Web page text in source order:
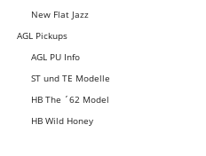
New Flat Jazz
AGL Pickups
AGL PU Info
ST und TE Modelle
HB The ´62 Model
HB Wild Honey